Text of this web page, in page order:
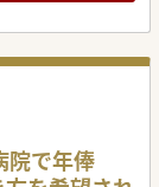
院で年俸